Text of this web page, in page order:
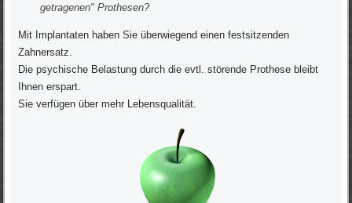
getragenen" Prothesen?
Mit Implantaten haben Sie überwiegend einen festsitzenden
Zahnersatz.
Die psychische Belastung durch die evtl. störende Prothese bleibt
Ihnen erspart.
Sie verfügen über mehr Lebensqualität.